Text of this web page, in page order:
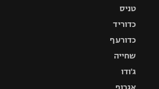
טניס
כדוריד
כדורעף
שחייה
ג'ודו
אגרוף